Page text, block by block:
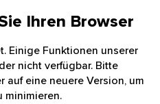
Ihren Browser
Einige Funktionen unserer
nicht verfügbar. Bitte
auf eine neuere Version, um
minimieren.